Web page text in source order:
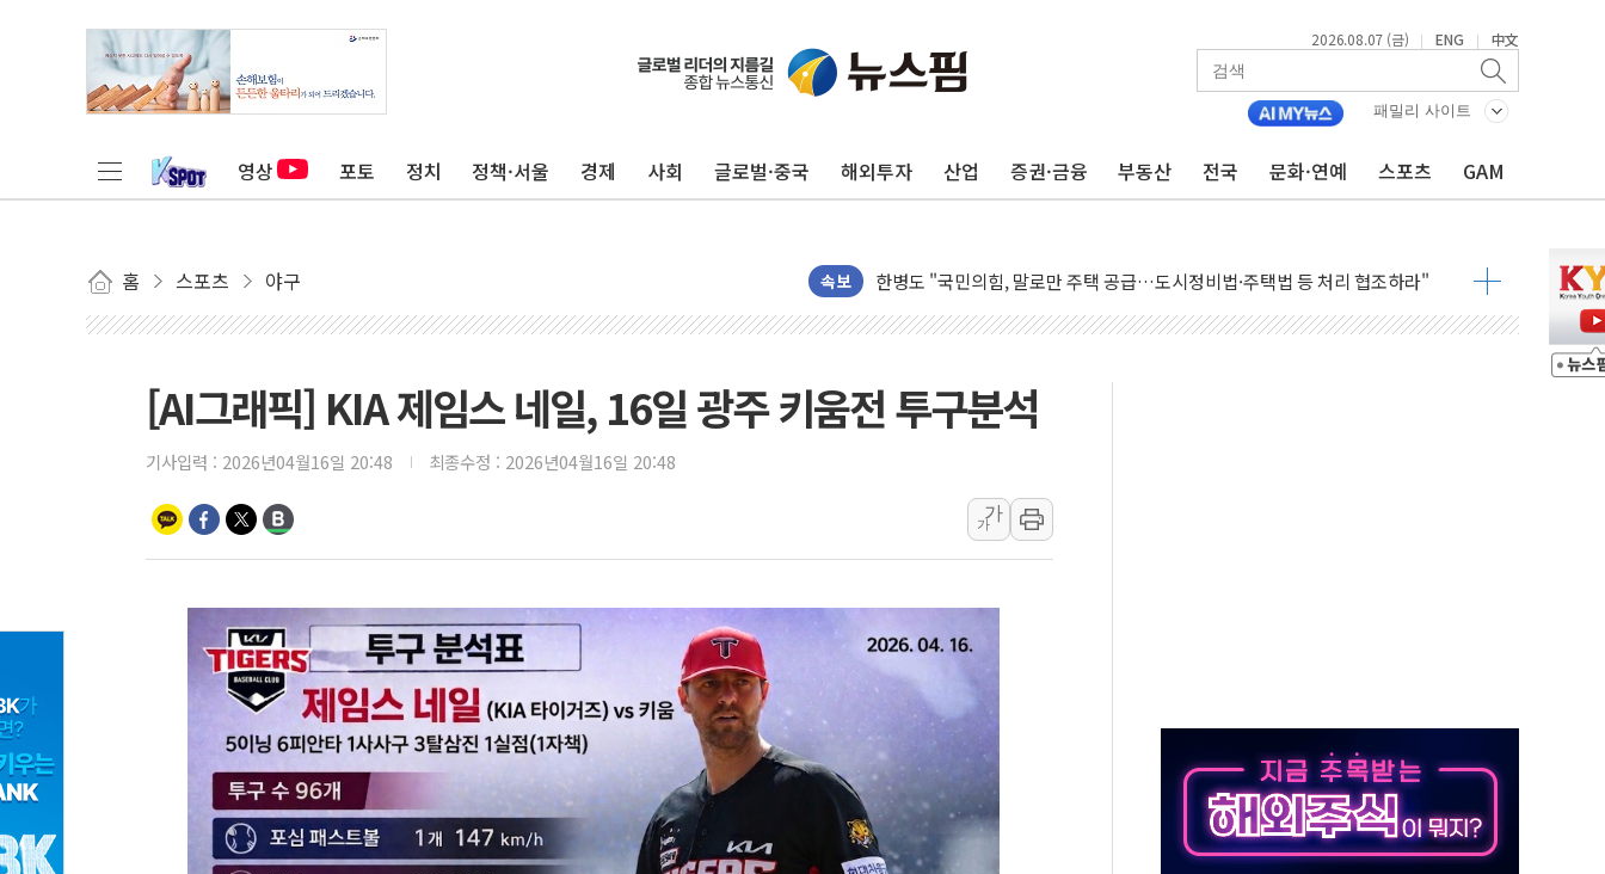
2026.08.07 (금) | ENG | 中文
패밀리 사이트
영상 포토 정치 정책·서울 경제 사회 글로벌·중국 해외투자 산업 증권·금융 부동산 전국 문화·연예 스포츠 GAM
홈 스포츠 야구 속보
나경원 의원 "장기보유 1주택자 과도한 세금 부당"…소득세법 개정안 발의 예고
한병도 "국민의힘, 말로만 주택 공급…도시정비법·주택법 등 처리 협조하라"
금투협, ChatGPT로 투자 웹리포트 만든다…AI 금융데이터 분석 과정 개설
우리자산운용, MMF 순자산 30조 돌파…증시 급락에 업계 1위
李대통령, 장성 진급 신고식 "내란으로 훼손된 軍 신뢰 회복해야"
AI 메모리 향한 뜨거운 관심…SK하이닉스, FMS서 '풀스택' 기술력 과시
건설 불황 속 내실 다진 한샘…B2B 확장으로 성장동력 확보
"내년 메모리 물량 동났다"…선수금 내걸고 확보 전쟁
현대지에프홀딩스, 자사주 1000억 연내 소각…2분기 영업익 853억
관광객 3000만명 목표인데…외국인 숙박 부가세 환급 앞당겨 종료
[뉴스핌 이 시각 PICK] 축구협회 성접대 기간, 대표팀 무패 外
美 정보 당국 "푸틴, 몇 년 내 NATO 결속력 시험하려 한정적 침공 가능성"
인도, 바이오가스 생산에 3.5조원 투입키로...'에너지 자립' 일환
서울시, 정비사업으로 주택 36% 늘었다...공급부족 전 시장 규제 탓 커
신인류콘텐츠, 핀란드 AI 기업 Audission Oy와 운영 파트너십 체결
"일부 존치" vs "전면 개발"…서리풀2구역 갈등, 협의 테이블에
[AI그래픽] KIA 제임스 네일, 16일 광주 키움전 투구분석
기사입력 : 2026년04월16일 20:48 최종수정 : 2026년04월16일 20:48
가
가